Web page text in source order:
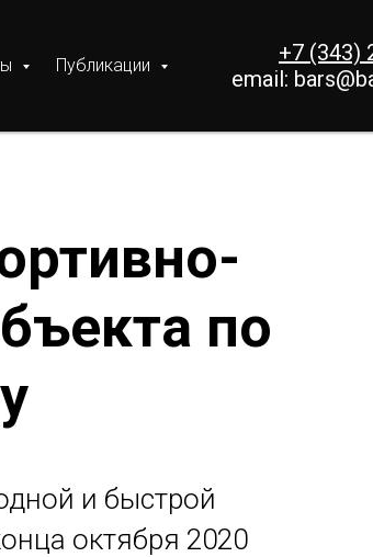
Публикации
+7 (343)
email:
по
и быстрой
октября 2020